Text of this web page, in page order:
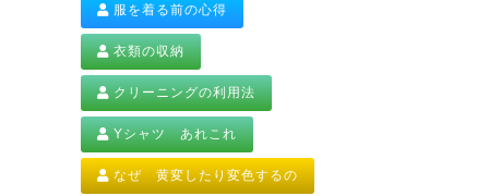
服を着る前の心得
衣類の収納
クリーニングの利用法
Yシャツ あれこれ
なぜ 黄変したり変色するの